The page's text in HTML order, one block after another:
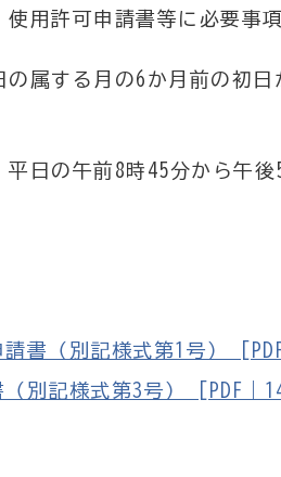
用許可申請書等に必要事
属する月の6か月前の初日
日の午前8時45分から午後
書（別記様式第1号） [PDF
別記様式第3号） [PDF｜